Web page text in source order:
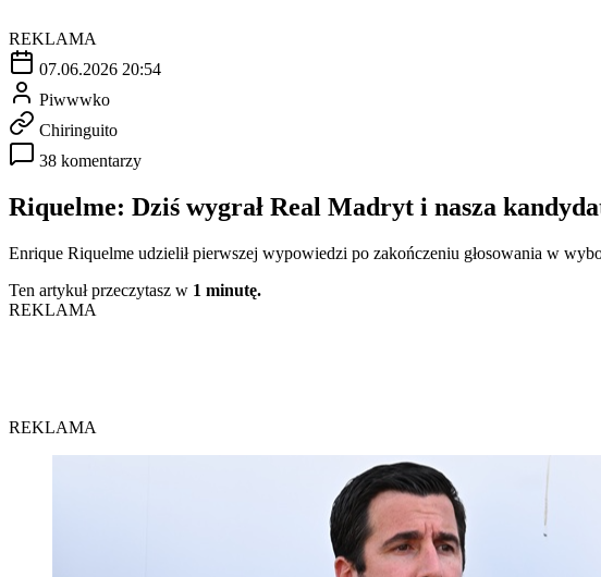
REKLAMA
07.06.2026 20:54
Piwwwko
Chiringuito
38 komentarzy
Riquelme: Dziś wygrał Real Madryt i nasza
Enrique Riquelme udzielił pierwszej wypowiedzi po zakończeniu głosowania w
Ten artykuł przeczytasz w 1 minutę.
REKLAMA
REKLAMA